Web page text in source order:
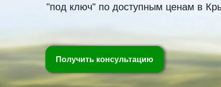
"под ключ" по доступным ценам в
Получить консультацию